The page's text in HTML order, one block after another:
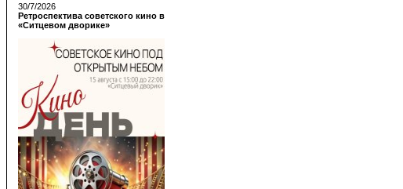
30/7/2026
Ретроспектива советского кино в
«Ситцевом дворике»